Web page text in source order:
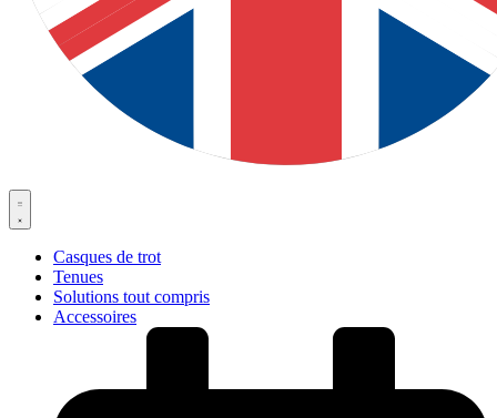
Casques de trot
Tenues
Solutions tout compris
Accessoires